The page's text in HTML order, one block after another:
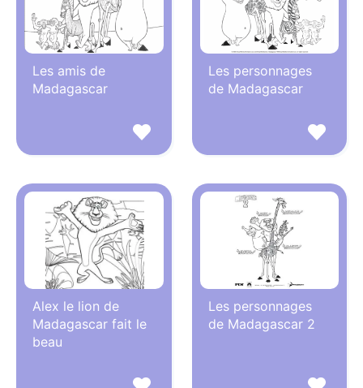
Les amis de
Madagascar
Les personnages
de Madagascar
Alex le lion de
Madagascar fait le
beau
Les personnages
de Madagascar 2